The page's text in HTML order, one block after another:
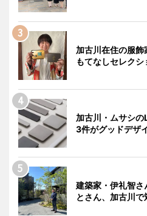
加古川在住の服
もてなしセレクシ
加古川・ムサシ
3件がグッドデザ
建築家・伊礼智さ
とさん、加古川で